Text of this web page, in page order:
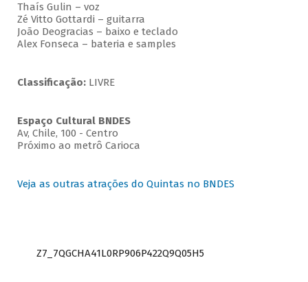
Thaís Gulin – voz
Zé Vitto Gottardi – guitarra
João Deogracias – baixo e teclado
Alex Fonseca – bateria e samples
Classificação: LIVRE
Espaço Cultural BNDES
Av, Chile, 100 - Centro
Próximo ao metrô Carioca
Veja as outras atrações do Quintas no BNDES
Z7_7QGCHA41L0RP906P422Q9Q05H5